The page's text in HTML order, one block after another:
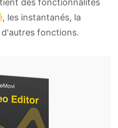
, les instantanés, la
fonctions.